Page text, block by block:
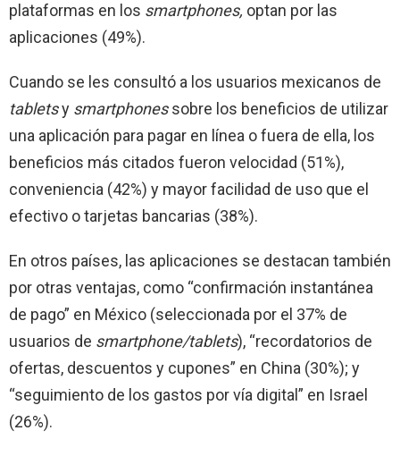
plataformas en los smartphones, optan por las
aplicaciones (49%).
Cuando se les consultó a los usuarios mexicanos de
tabletsy smartphonessobre los beneficios de utilizar
una aplicación para pagar en línea o fuera de ella, los
beneficios más citados fueron velocidad (51%),
conveniencia (42%) y mayor facilidad de uso que el
efectivo o tarjetas bancarias (38%).
En otros países, las aplicaciones se destacan también
por otras ventajas, como “confirmación instantánea
de pago” en México (seleccionada por el 37% de
usuarios de smartphone/tablets), “recordatorios de
ofertas, descuentos y cupones” en China (30%); y
“seguimiento de los gastos por vía digital” en Israel
(26%).